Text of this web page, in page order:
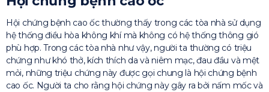
Hội chứng bệnh cao ốc thường thấy trong các tòa nhà sử dụng
hệ thống điều hòa không khí mà không có hệ thống thông gió
phù hợp. Trong các tòa nhà như vậy, người ta thường có triệu
chứng như khó thở, kích thích da và niêm mạc, đau đầu và mệt
mỏi, những triệu chứng này được gọi chung là hội chứng bệnh
cao ốc. Người ta cho rằng hội chứng này gây ra bởi nấm mốc và